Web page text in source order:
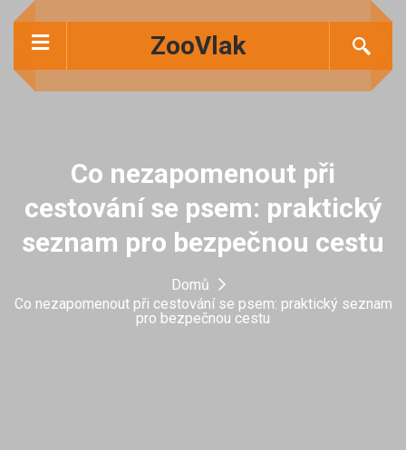
ZooVlak
Co nezapomenout při
cestování se psem: praktický
seznam pro bezpečnou cestu
Domů
Co nezapomenout při cestování se psem: praktický seznam
pro bezpečnou cestu